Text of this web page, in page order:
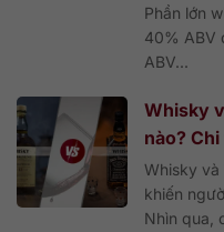
Phần lớn
40% ABV
ABV...
Whisky
nào?
Whisky và
khiến
Nhìn qua,